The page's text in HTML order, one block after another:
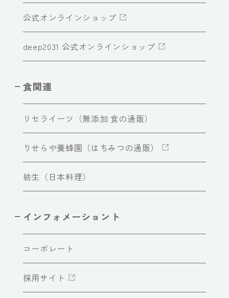
公式オンラインショップ
deep2031 公式オンラインショップ
食関連
リセライーツ（無添加 食の通販）
りせらや養蜂園（はちみつの通販）
紡生（日本料理）
インフォメーショント
コーポレート
採用サイト